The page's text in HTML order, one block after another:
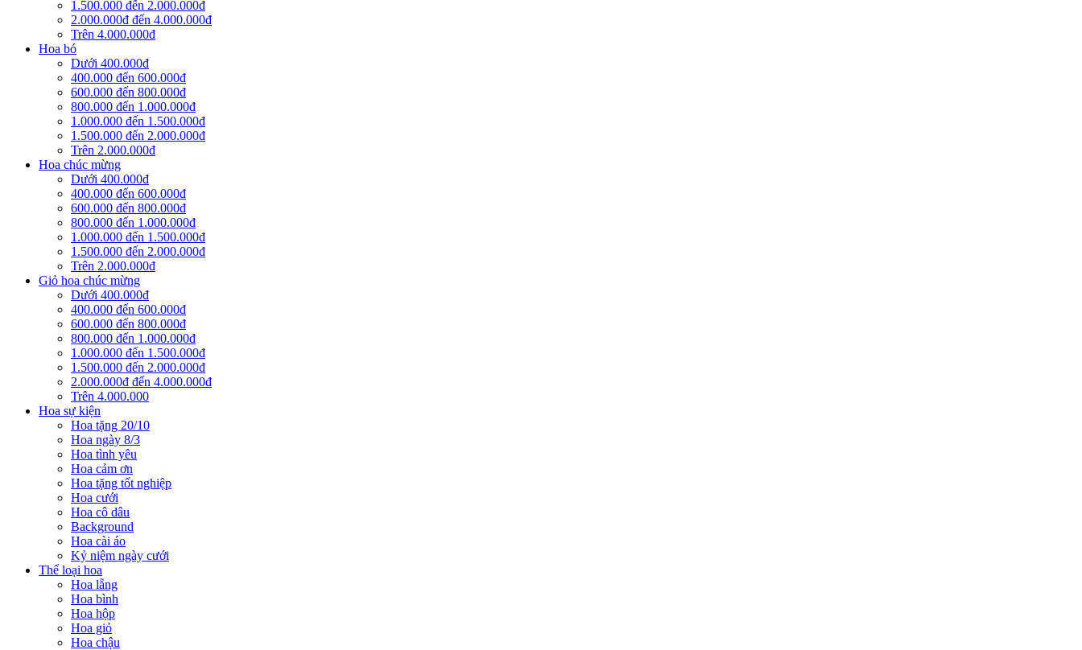
1.500.000 đến 2.000.000đ
2.000.000đ đến 4.000.000đ
Trên 4.000.000đ
Hoa bó
Dưới 400.000đ
400.000 đến 600.000đ
600.000 đến 800.000đ
800.000 đến 1.000.000đ
1.000.000 đến 1.500.000đ
1.500.000 đến 2.000.000đ
Trên 2.000.000đ
Hoa chúc mừng
Dưới 400.000đ
400.000 đến 600.000đ
600.000 đến 800.000đ
800.000 đến 1.000.000đ
1.000.000 đến 1.500.000đ
1.500.000 đến 2.000.000đ
Trên 2.000.000đ
Giỏ hoa chúc mừng
Dưới 400.000đ
400.000 đến 600.000đ
600.000 đến 800.000đ
800.000 đến 1.000.000đ
1.000.000 đến 1.500.000đ
1.500.000 đến 2.000.000đ
2.000.000đ đến 4.000.000đ
Trên 4.000.000
Hoa sự kiện
Hoa tặng 20/10
Hoa ngày 8/3
Hoa tình yêu
Hoa cảm ơn
Hoa tặng tốt nghiệp
Hoa cưới
Hoa cô dâu
Background
Hoa cài áo
Kỷ niệm ngày cưới
Thể loại hoa
Hoa lẵng
Hoa bình
Hoa hộp
Hoa giỏ
Hoa chậu